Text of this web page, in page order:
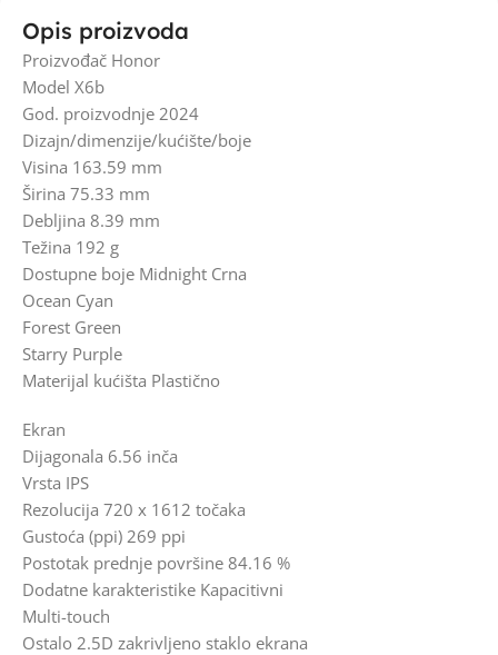
Opis proizvoda
Proizvođač Honor
Model X6b
God. proizvodnje 2024
Dizajn/dimenzije/kućište/boje
Visina 163.59 mm
Širina 75.33 mm
Debljina 8.39 mm
Težina 192 g
Dostupne boje Midnight Crna
Ocean Cyan
Forest Green
Starry Purple
Materijal kućišta Plastično
Ekran
Dijagonala 6.56 inča
Vrsta IPS
Rezolucija 720 x 1612 točaka
Gustoća (ppi) 269 ppi
Postotak prednje površine 84.16 %
Dodatne karakteristike Kapacitivni
Multi-touch
Ostalo 2.5D zakrivljeno staklo ekrana